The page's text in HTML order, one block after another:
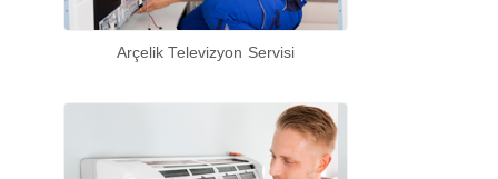
Arçelik Televizyon Servisi